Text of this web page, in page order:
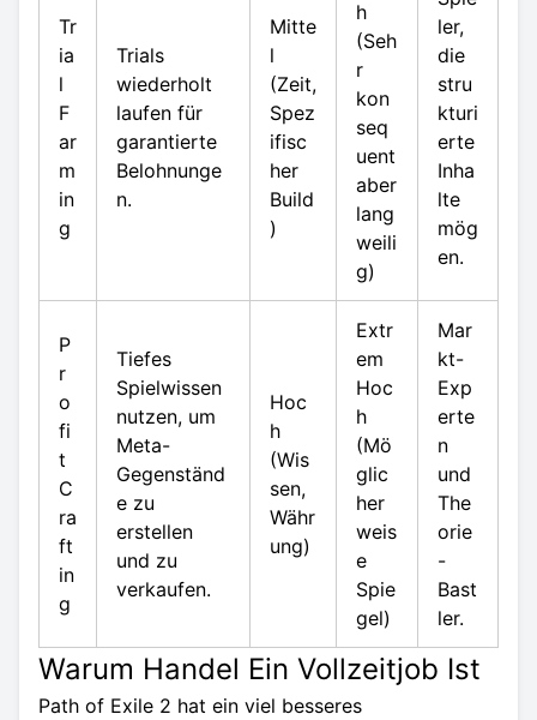
Tr
ia
l
F
ar
m
in
g
Trials
wiederholt
laufen für
garantierte
Belohnunge
n.
Mitte
l
(Zeit,
Spez
ifisc
her
Build
)
h
(Seh
r
kon
seq
uent
aber
lang
weili
g)
ler,
die
stru
kturi
erte
Inha
lte
mög
en.
P
r
o
fi
t
C
ra
ft
in
g
Tiefes
Spielwissen
nutzen, um
Meta-
Gegenständ
e zu
erstellen
und zu
verkaufen.
Hoc
h
(Wis
sen,
Währ
ung)
Extr
em
Hoc
h
(Mö
glic
her
weis
e
Spie
gel)
Mar
kt-
Exp
erte
n
und
The
orie
-
Bast
ler.
Warum Handel Ein Vollzeitjob Ist
Path of Exile 2 hat ein viel besseres